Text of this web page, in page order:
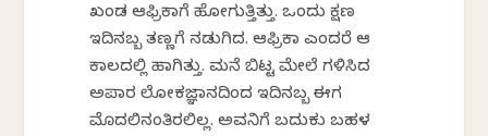
ಖಂಡ ಆಫ್ರಿಕಾಗೆ ಹೋಗುತ್ತಿತ್ತು. ಒಂದು ಕ್ಷಣ
ಇದಿನಬ್ಬ ತಣ್ಣಗೆ ನಡುಗಿದ. ಆಫ್ರಿಕಾ ಎಂದರೆ ಆ
ಕಾಲದಲ್ಲಿ ಹಾಗಿತ್ತು. ಮನೆ ಬಿಟ್ಟ ಮೇಲೆ ಗಳಿಸಿದ
ಅಪಾರ ಲೋಕಜ್ಞಾನದಿಂದ ಇದಿನಬ್ಬ ಈಗ
ಮೊದಲಿನಂತಿರಲಿಲ್ಲ. ಅವನಿಗೆ ಬದುಕು ಬಹಳ